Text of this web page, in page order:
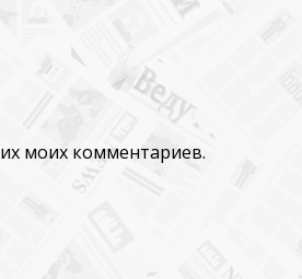
моих комментариев.